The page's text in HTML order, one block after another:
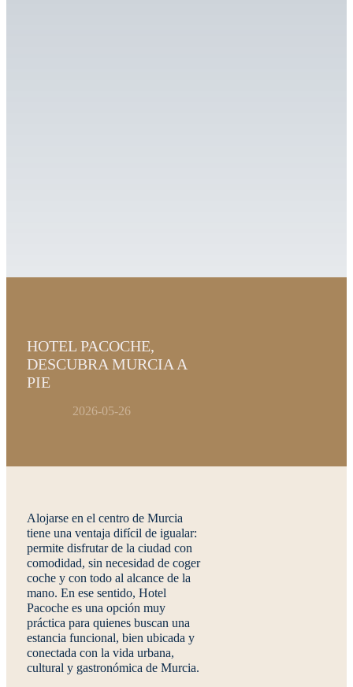
HOTEL PACOCHE,
DESCUBRA MURCIA A
PIE
2026-05-26
Alojarse en el centro de Murcia
tiene una ventaja difícil de igualar:
permite disfrutar de la ciudad con
comodidad, sin necesidad de coger
coche y con todo al alcance de la
mano. En ese sentido, Hotel
Pacochees una opción muy
práctica para quienes buscan una
estancia funcional, bien ubicada y
conectada con la vida urbana,
cultural y gastronómica de Murcia.